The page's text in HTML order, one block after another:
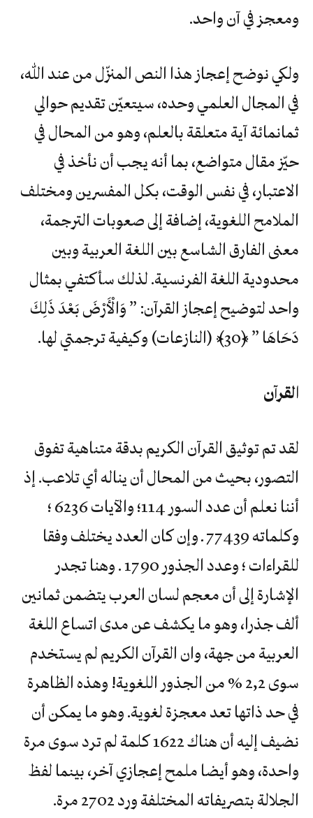
ومعجز في آن واحد.
ولكي نوضح إعجاز هذا النص المنزّل من عند الله،
في المجال العلمي وحده، سيتعيّن تقديم حوالي
ثمانمائة آية متعلقة بالعلم، وهو من المحال في
حيّز مقال متواضع، بما أنه يجب أن نأخذ في
الاعتبار، في نفس الوقت، بكل المفسرين ومختلف
الملامح اللغوية، إضافة إلى صعوبات الترجمة،
معنى الفارق الشاسع بين اللغة العربية وبين
محدودية اللغة الفرنسية. لذلك سأكتفي بمثال
واحد لتوضيح إعجاز القرآن: ” وَالْأَرْضَ بَعْدَ ذَلِكَ
دَحَاهَا ” ﴿30﴾ (النازعات) وكيفية ترجمتي لها.
القرآن
لقد تم توثيق القرآن الكريم بدقة متناهية تفوق
التصور، بحيث من المحال أن يناله أي تلاعب. إذ
أننا نعلم أن عدد السور 114؛ والآيات 6236 ؛
وكلماته 77439 ـ وإن كان العدد يختلف وفقا
للقراءات ؛ وعدد الجذور 1790 . وهنا تجدر
الإشارة إلى أن معجم لسان العرب يتضمن ثمانين
ألف جذرا، وهو ما يكشف عن مدى اتساع اللغة
العربية من جهة، وان القرآن الكريم لم يستخدم
سوى 2,2 % من الجذور اللغوية! وهذه الظاهرة
في حد ذاتها تعد معجزة لغوية. وهو ما يمكن أن
نضيف إليه أن هناك 1622 كلمة لم ترد سوى مرة
واحدة، وهو أيضا ملمح إعجازي آخر، بينما لفظ
الجلالة بتصريفاته المختلفة ورد 2702 مرة.